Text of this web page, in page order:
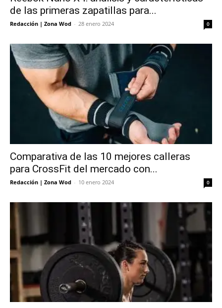
de las primeras zapatillas para...
Redacción | Zona Wod - 28 enero 2024 0
Comparativa de las 10 mejores calleras
para CrossFit del mercado con...
Redacción | Zona Wod - 10 enero 2024 0